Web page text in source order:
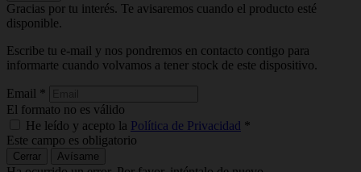
Gracias por tu interés. Te avisaremos cuando el producto esté
disponible.
Escribe tu e-mail y nos pondremos en contacto contigo para
informarte cuando volvamos a tener stock de este dispositivo.
Email *
El formato no es válido
He leído y acepto la Política de Privacidad *
Este campo es obligatorio
Cerrar Avísame